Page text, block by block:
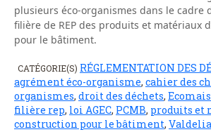
plusieurs éco-organismes dans le cadre
filière de REP des produits et matériaux
pour le bâtiment.
CATÉGORIE(S) RÉGLEMENTATION DES
agrément éco-organisme, cahier des
organismes, droit des déchets,
filière rep, loi AGEC, PCMB, produits et
construction pour le bâtiment, Valdelia